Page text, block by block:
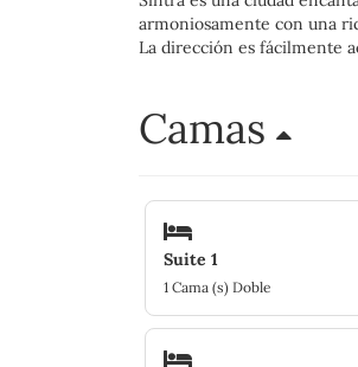
armoniosamente con una
La dirección es fácilmente
Camas
Suite 1
1 Cama (s) Doble